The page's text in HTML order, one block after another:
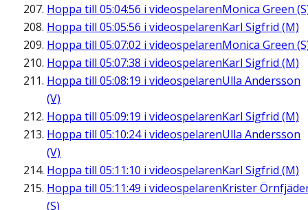
Hoppa till 05:04:56 i videospelarenMonica Green
Hoppa till 05:05:56 i videospelarenKarl Sigfrid (M)
Hoppa till 05:07:02 i videospelarenMonica Green
Hoppa till 05:07:38 i videospelarenKarl Sigfrid (M)
Hoppa till 05:08:19 i videospelarenUlla Andersson
(V)
Hoppa till 05:09:19 i videospelarenKarl Sigfrid (M)
Hoppa till 05:10:24i videospelarenUlla Andersson
(V)
Hoppa till 05:11:10 i videospelarenKarl Sigfrid (M)
Hoppa till 05:11:49 i videospelarenKrister
(S)